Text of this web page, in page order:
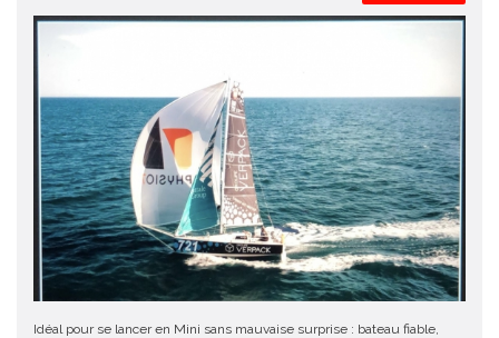
Idéal pour se lancer en Mini sans mauvaise surprise : bateau fiable,